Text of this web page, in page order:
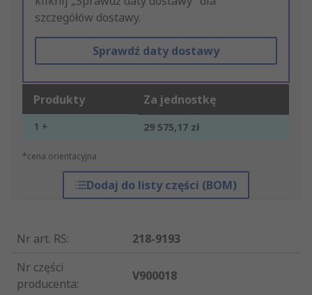
szczegółów dostawy.
Sprawdź daty dostawy
Produkty Za jednostkę
1 + 29 575,17 zł
*cena orientacyjna
Dodaj do listy części (BOM)
Nr art. RS:
218-9193
Nr części
producenta:
V900018